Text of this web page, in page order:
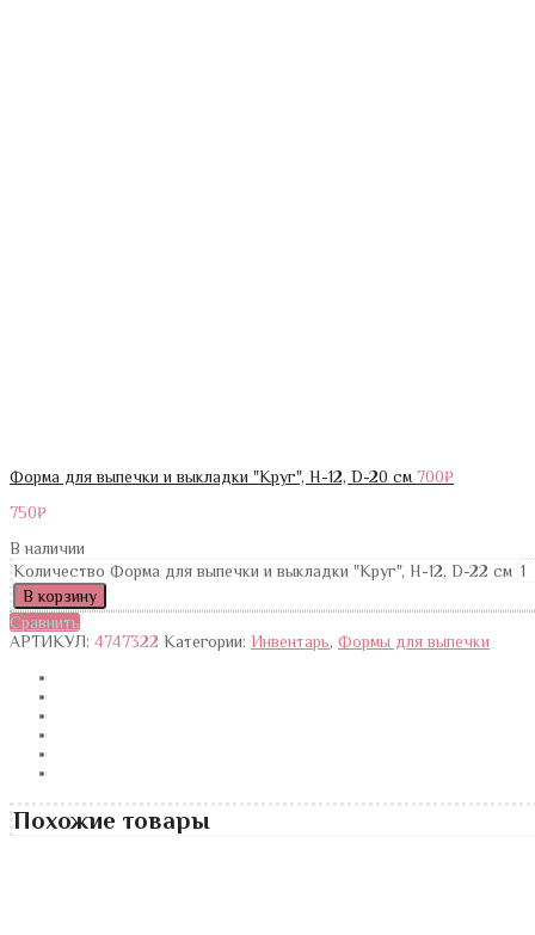
Форма для выпечки и выкладки "Круг", H-12, D-20 см 700₽
750₽
В наличии
Количество Форма для выпечки и выкладки "Круг", H-12, D-22 см
В корзину
Сравнить
АРТИКУЛ: 4747322 Категории: Инвентарь, Формы для выпечки
Похожие товары